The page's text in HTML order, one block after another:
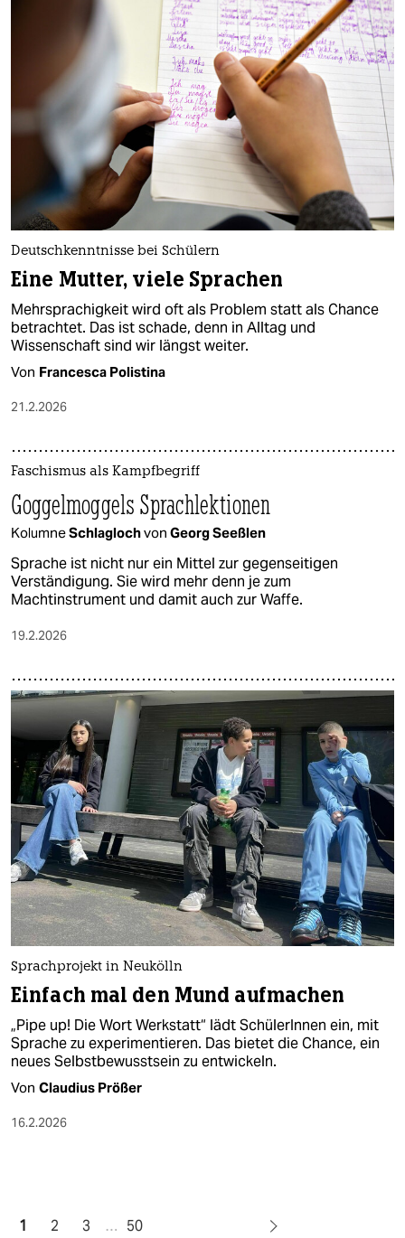
Deutschkenntnisse bei Schülern
Eine Mutter, viele Sprachen
Mehrsprachigkeit wird oft als Problem statt als Chance
betrachtet. Das ist schade, denn in Alltag und
Wissenschaft sind wir längst weiter.
Von Francesca Polistina
21.2.2026
Faschismus als Kampfbegriff
Goggelmoggels Sprachlektionen
KolumneSchlaglochvon Georg Seeßlen
Sprache ist nicht nur ein Mittel zur gegenseitigen
Verständigung. Sie wird mehr denn je zum
Machtinstrument und damit auch zur Waffe.
19.2.2026
Sprachprojekt in Neukölln
Einfach mal den Mund aufmachen
„Pipe up! Die Wort Werkstatt“ lädt SchülerInnen ein, mit
Sprache zu experimentieren. Das bietet die Chance, ein
neues Selbstbewusstsein zu entwickeln.
Von Claudius Prößer
16.2.2026
1 2 3 … 50